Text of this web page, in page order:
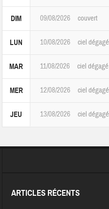
DIM 09/08/2026 couvert
LUN 10/08/2026 ciel dégagé
MAR 11/08/2026 ciel dégagé
MER 12/08/2026 ciel dégagé
JEU 13/08/2026 ciel dégagé
ARTICLES RÉCENTS